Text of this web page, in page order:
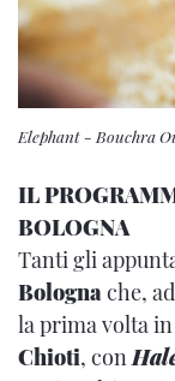
Elephant - Bouchra
IL
BOLOGNA
Tanti gli
Bolognache,
la prima volta
Chioti, con